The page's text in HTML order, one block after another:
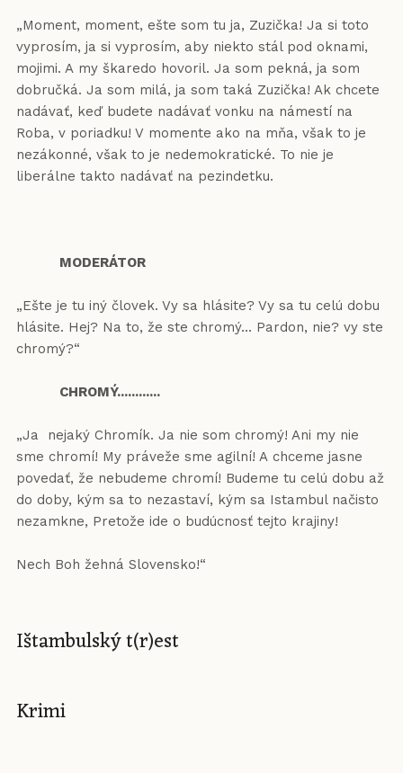
„Moment, moment, ešte som tu ja, Zuzička! Ja si toto
vyprosím, ja si vyprosím, aby niekto stál pod oknami,
mojimi. A my škaredo hovoril. Ja som pekná, ja som
dobručká. Ja som milá, ja som taká Zuzička! Ak chcete
nadávať, keď budete nadávať vonku na námestí na
Roba, v poriadku! V momente ako na mňa, však to je
nezákonné, však to je nedemokratické. To nie je
liberálne takto nadávať na pezindetku.
MODERÁTOR
„Ešte je tu iný človek. Vy sa hlásite? Vy sa tu celú dobu
hlásite. Hej? Na to, že ste chromý... Pardon, nie? vy ste
chromý?“
CHROMÝ............
„Ja nejaký Chromík. Ja nie som chromý! Ani my nie
sme chromí! My práveže sme agilní! A chceme jasne
povedať, že nebudeme chromí! Budeme tu celú dobu až
do doby, kým sa to nezastaví, kým sa Istambul načisto
nezamkne, Pretože ide o budúcnosť tejto krajiny!
Nech Boh žehná Slovensko!“
Ištambulský t(r)est
Krimi